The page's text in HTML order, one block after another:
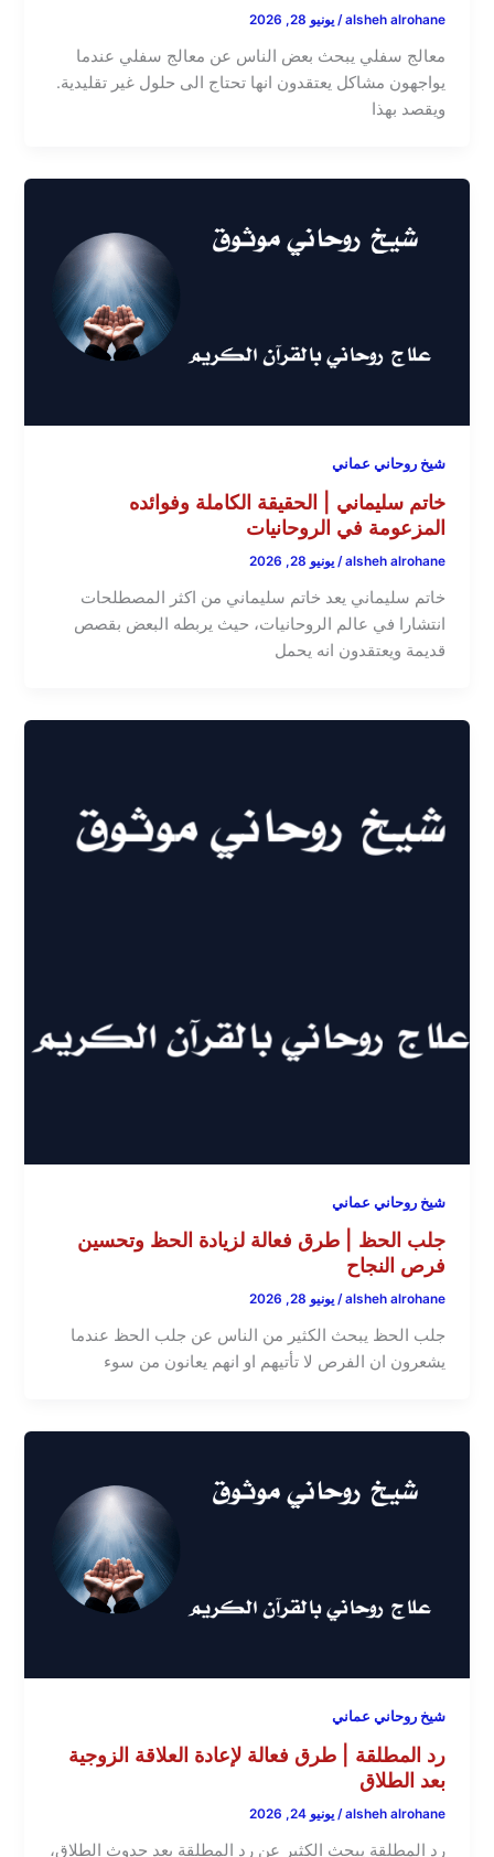
alsheh alrohane
/يونيو 28, 2026
معالج سفلي يبحث بعض الناس عن معالج سفلي عندما
يواجهون مشاكل يعتقدون انها تحتاج الى حلول غير تقليدية.
ويقصد بهذا
شيخ روحاني عماني
خاتم سليماني | الحقيقة الكاملة وفوائده
المزعومة في الروحانيات
alsheh alrohane
/يونيو 28, 2026
خاتم سليماني يعد خاتم سليماني من اكثر المصطلحات
انتشارا في عالم الروحانيات، حيث يربطه البعض بقصص
قديمة ويعتقدون انه يحمل
شيخ روحاني عماني
جلب الحظ | طرق فعالة لزيادة الحظ وتحسين
فرص النجاح
alsheh alrohane
/يونيو 28, 2026
جلب الحظ يبحث الكثير من الناس عن جلب الحظ عندما
يشعرون ان الفرص لا تأتيهم او انهم يعانون من سوء
شيخ روحاني عماني
رد المطلقة | طرق فعالة لإعادة العلاقة الزوجية
بعد الطلاق
alsheh alrohane
/يونيو 24, 2026
رد المطلقة يبحث الكثير عن رد المطلقة بعد حدوث الطلاق،